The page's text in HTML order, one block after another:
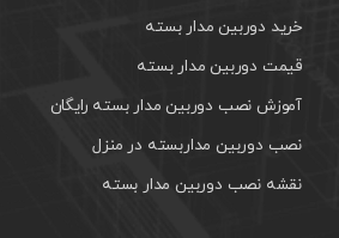
خرید دوربین مدار بسته
قیمت دوربین مدار بسته
آموزش نصب دوربین مدار بسته رایگان
نصب دوربین مداربسته در منزل
نقشه نصب دوربین مدار بسته